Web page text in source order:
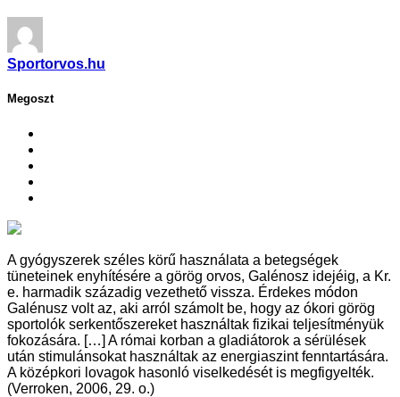
Sportorvos.hu
Megoszt
A gyógyszerek széles körű használata a betegségek
tüneteinek enyhítésére a görög orvos, Galénosz idejéig, a Kr.
e. harmadik századig vezethető vissza. Érdekes módon
Galénusz volt az, aki arról számolt be, hogy az ókori görög
sportolók serkentőszereket használtak fizikai teljesítményük
fokozására. […] A római korban a gladiátorok a sérülések
után stimulánsokat használtak az energiaszint fenntartására.
A középkori lovagok hasonló viselkedését is megfigyelték.
(Verroken, 2006, 29. o.)